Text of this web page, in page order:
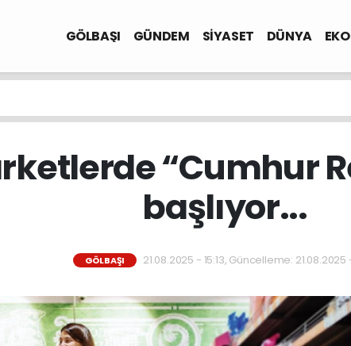
GÖLBAŞI GÜNDEM SİYASET DÜNYA
“Cumhur
başlıyor...
GÖLBAŞI 21.08.2025 - 15:13, Güncelleme: 21.08.2025